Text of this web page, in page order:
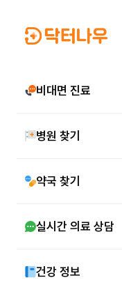
비대면 진료
병원 찾기
약국 찾기
실시간 의료 상담
건강 정보